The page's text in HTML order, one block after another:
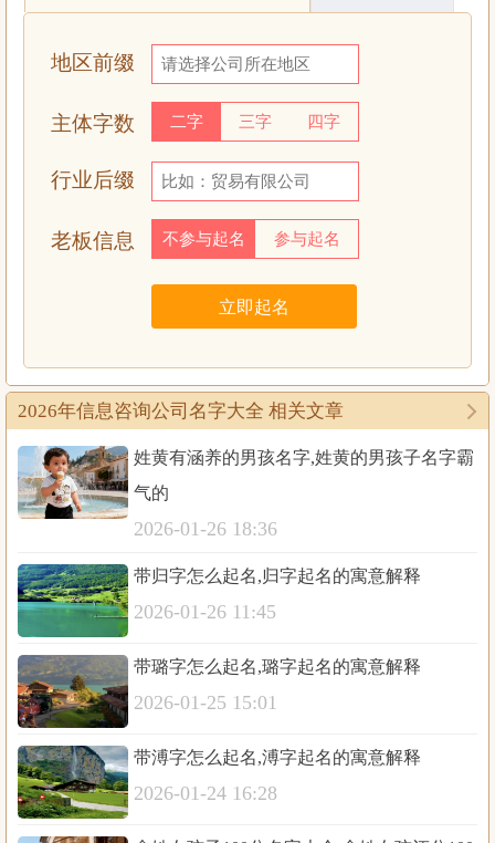
地区前缀
主体字数 二字 三字 四字
行业后缀
老板信息 不参与起名 参与起名
2026年信息咨询公司名字大全 相关文章
姓黄有涵养的男孩名字,姓黄的男孩子名字霸
气的
2026-01-26 18:36
带归字怎么起名,归字起名的寓意解释
2026-01-26 11:45
带璐字怎么起名,璐字起名的寓意解释
2026-01-25 15:01
带溥字怎么起名,溥字起名的寓意解释
2026-01-24 16:28